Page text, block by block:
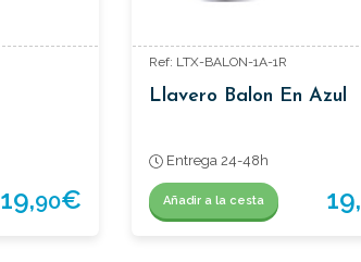
19,90€
Ref: LTX-BALON-1A-1R
Llavero Balon En Azul
Entrega 24-48h
Añadir a la cesta 19,